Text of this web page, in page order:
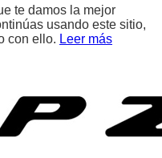
te damos la mejor
usando este sitio,
con ello. Leer más